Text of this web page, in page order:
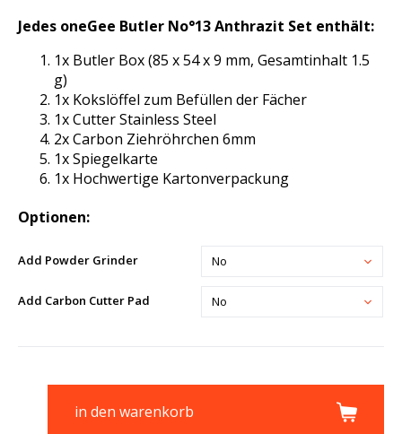
Jedes oneGee Butler No°13 Anthrazit Set enthält:
1x Butler Box (85 x 54 x 9 mm, Gesamtinhalt 1.5
g)
1x Kokslöffel zum Befüllen der Fächer
1x Cutter Stainless Steel
2x Carbon Ziehröhrchen 6mm
1x Spiegelkarte
1x Hochwertige Kartonverpackung
Optionen:
Add Powder Grinder No
Add Carbon Cutter Pad No
in den warenkorb